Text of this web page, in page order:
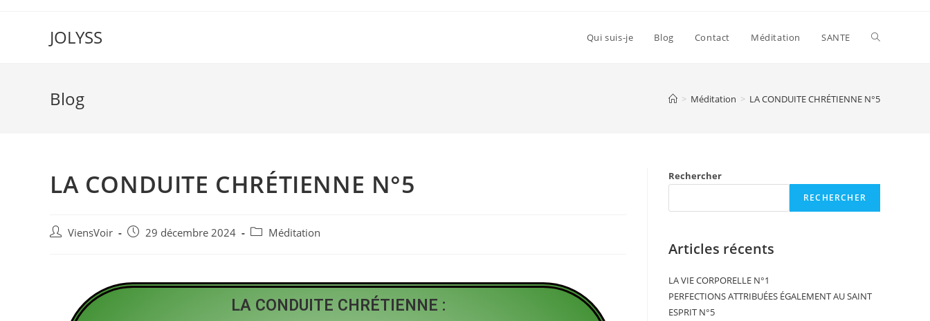
JOLYSS Qui suis-je Blog Contact Méditation SANTE
Blog > Méditation > LA CONDUITE CHRÉTIENNE N°5
LA CONDUITE CHRÉTIENNE N°5
ViensVoir 29 décembre 2024 Méditation
LA CONDUITE CHRÉTIENNE :
Rechercher
RECHERCHER
Articles récents
LA VIE CORPORELLE N°1
PERFECTIONS ATTRIBUÉES ÉGALEMENT AU SAINT
ESPRIT N°5